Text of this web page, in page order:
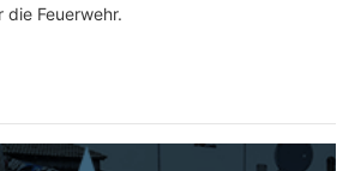
Feuerwehr.